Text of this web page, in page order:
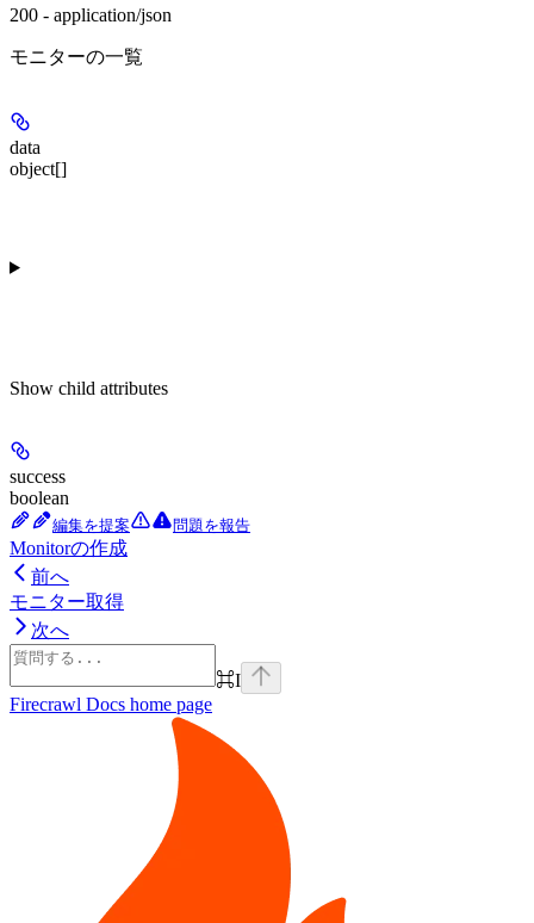
200 - application/json
モニターの一覧
data
object[]
Show child attributes
success
boolean
編集を提案 問題を報告
Monitorの作成
前へ
モニター取得
次へ
⌘I
Firecrawl Docs home page